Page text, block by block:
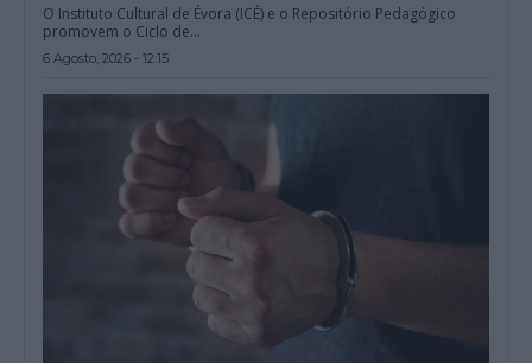
O Instituto Cultural de Évora (ICÉ) e o Repositório Pedagógico
promovem o Ciclo de...
6 Agosto, 2026 - 12:15